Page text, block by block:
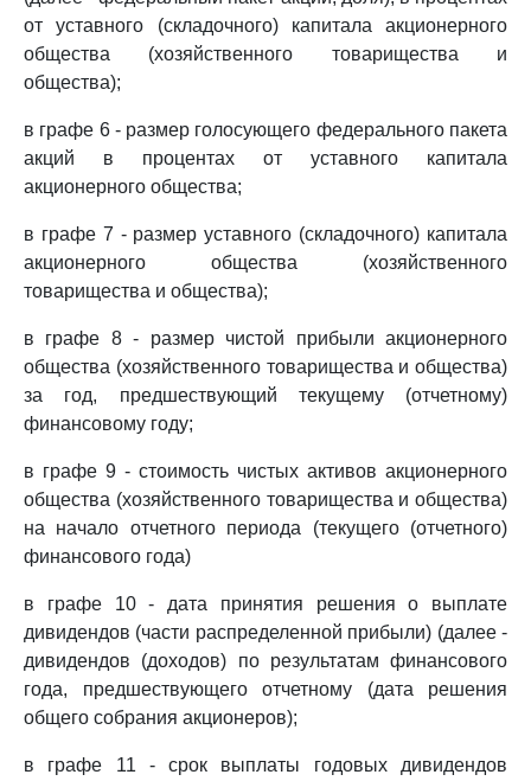
от уставного (складочного) капитала акционерного
общества (хозяйственного товарищества и
общества);
в графе 6 - размер голосующего федерального пакета
акций в процентах от уставного капитала
акционерного общества;
в графе 7 - размер уставного (складочного) капитала
акционерного общества (хозяйственного
товарищества и общества);
в графе 8 - размер чистой прибыли акционерного
общества (хозяйственного товарищества и общества)
за год, предшествующий текущему (отчетному)
финансовому году;
в графе 9 - стоимость чистых активов акционерного
общества (хозяйственного товарищества и общества)
на начало отчетного периода (текущего (отчетного)
финансового года)
в графе 10 - дата принятия решения о выплате
дивидендов (части распределенной прибыли) (далее -
дивидендов (доходов) по результатам финансового
года, предшествующего отчетному (дата решения
общего собрания акционеров);
в графе 11 - срок выплаты годовых дивидендов